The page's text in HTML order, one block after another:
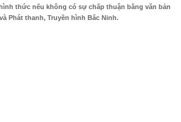
thức nếu không có sự chấp thuận bằng văn bản
Phát thanh, Truyền hình Bắc Ninh.